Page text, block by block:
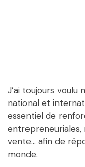
J’ai toujours
national et
essentiel de
vente… afin de
monde.